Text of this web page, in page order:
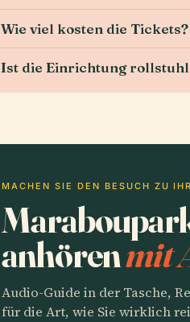
Wie viel kosten die Tickets?
Ist die Einrichtung
MACHEN SIE DEN BESUCH ZU
anhörenmit
Audio-Guide in der Tasche,
für die Art, wie Sie wirklich